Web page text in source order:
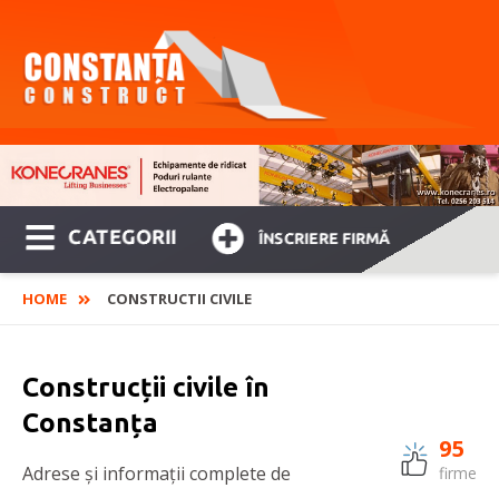
CATEGORII ÎNSCRIERE FIRMĂ
HOME CONSTRUCTII CIVILE
Construcții civile în
Constanța
Adrese și informații complete de
95
firme